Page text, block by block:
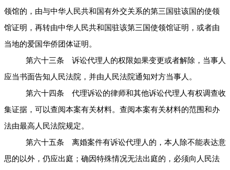
领馆的，由与中华人民共和国有外交关系的第三国驻该国的使领
馆证明，再转由中华人民共和国驻该第三国使领馆证明，或者由
当地的爱国华侨团体证明。
第六十三条 诉讼代理人的权限如果变更或者解除，当事人
应当书面告知人民法院，并由人民法院通知对方当事人。
第六十四条 代理诉讼的律师和其他诉讼代理人有权调查收
集证据，可以查阅本案有关材料。查阅本案有关材料的范围和办
法由最高人民法院规定。
第六十五条 离婚案件有诉讼代理人的，本人除不能表达意
思的以外，仍应出庭；确因特殊情况无法出庭的，必须向人民法